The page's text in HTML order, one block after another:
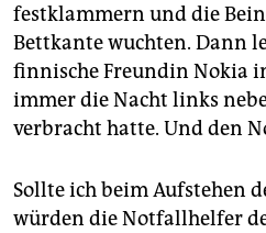
epaper login
festklammern und die
Bettkante wuchten. Dann
finnische Freundin Nokia
immer die Nacht links
verbracht hatte. Und den
Sollte ich beim Aufstehen
würden die Notfallhelfer